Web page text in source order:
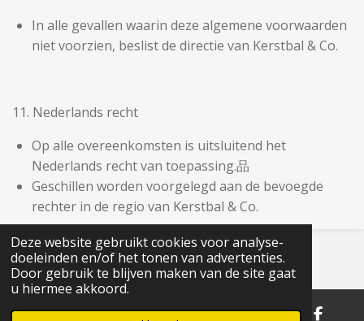
Deze website gebruikt cookies voor analyse-
doeleinden en/of het tonen van advertenties.
Door gebruik te blijven maken van de site gaat
u hiermee akkoord.
In alle gevallen waarin deze algemene voorwaarden
niet voorzien, beslist de directie van Kerstbal & Co.
11. Nederlands recht
Op alle overeenkomsten is uitsluitend het
Nederlands recht van toepassing.品
Geschillen worden voorgelegd aan de bevoegde
rechter in de regio van Kerstbal & Co.
© 2019 - 2026 KerstbalEnCo
Powered byJouwWeb